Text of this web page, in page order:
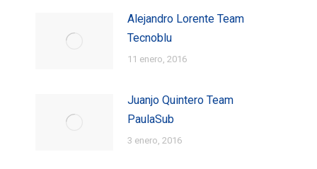
Alejandro Lorente Team
Tecnoblu
11 enero, 2016
Juanjo Quintero Team
PaulaSub
3 enero, 2016